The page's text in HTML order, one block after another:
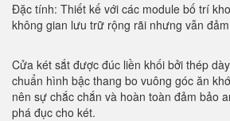
Đặc tính: Thiết kế với các module bố trí
không gian lưu trữ rộng rãi nhưng vẫn
Cửa két sắt được đúc liền khối bởi thép
chuẩn hình bậc thang bo vuông góc ăn
nên sự chắc chắn và hoàn toàn đảm bảo
phá đục cho két.